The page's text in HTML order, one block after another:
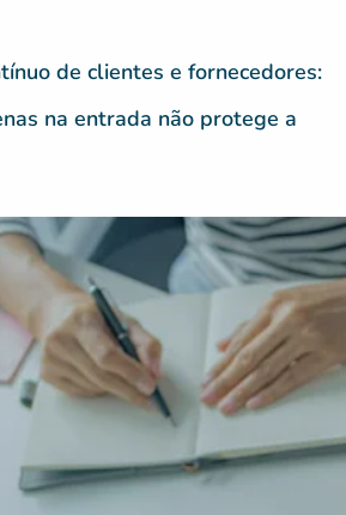
de clientes e fornecedores:
na entrada não protege a